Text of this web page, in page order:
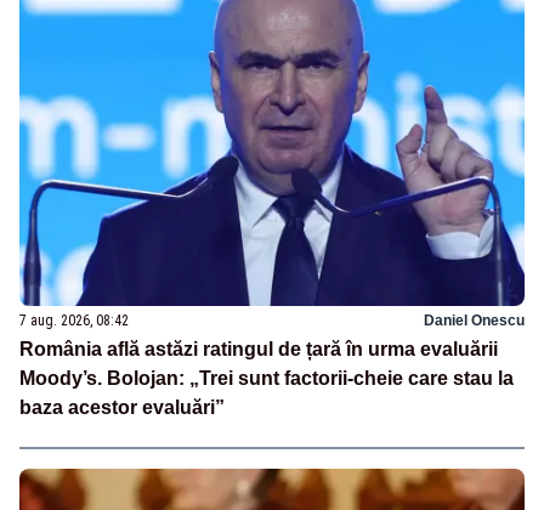
7 aug. 2026, 08:42 Daniel Onescu
România află astăzi ratingul de țară în urma evaluării
Moody’s. Bolojan: „Trei sunt factorii-cheie care stau la
baza acestor evaluări”